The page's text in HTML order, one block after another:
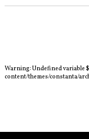
Warning: Undefined variable
content/themes/constanta/